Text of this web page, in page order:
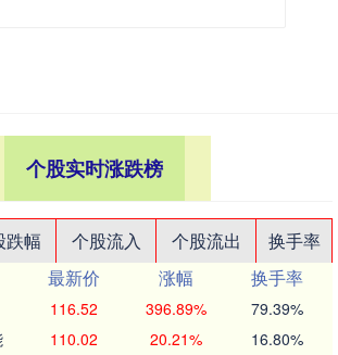
个股实时涨跌榜
跌幅 个股流入 个股流出
换手率
最新价 涨幅
换手率
116.52 396.89% 79.39%
110.02 20.21% 16.80%